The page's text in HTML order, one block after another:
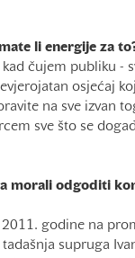
li energije za
čujem publiku -
osjećaj
na sve izvan
sve što se
morali odgoditi
godine na
supruga